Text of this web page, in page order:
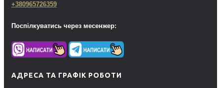
+380965726359
Поспілкуватись через месенжер:
АДРЕСА ТА ГРАФІК РОБОТИ